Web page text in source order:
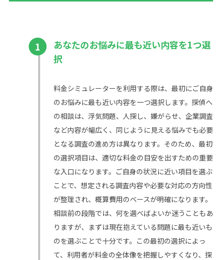
1
あなたのお悩みに最も近い内容を1つ選
択
料金シミュレーターを利用する際は、最初にご自身
のお悩みに最も近い内容を一つ選択します。探偵へ
の相談は、浮気問題、人探し、嫌がらせ、企業調査
など内容が幅広く、同じように見える悩みでも必要
となる調査の進め方は異なります。そのため、最初
の選択項目は、適切な料金の目安を出すための重要
な入口になります。ご自身の状況に近い項目を選ぶ
ことで、想定される調査内容や必要な対応の方向性
が整理され、概算費用のベースが明確になります。
相談前の段階では、何を選べばよいか迷うこともあ
りますが、まずは現在抱えている問題に最も近いも
のを選ぶことで十分です。この最初の選択によっ
て、利用者が料金の全体像を把握しやすくなり、探